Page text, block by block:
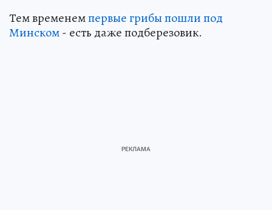
Тем временемпервые грибы пошли под
Минском- есть даже подберезовик.